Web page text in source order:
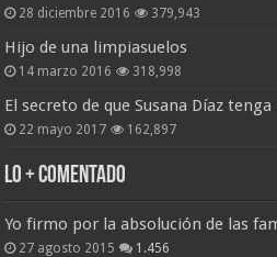
28 diciembre 2016 379,943
Hijo de una limpiasuelos
14 marzo 2016 318,998
El secreto de que Susana Díaz
22 mayo 2017 162,897
Lo + Comentado
Yo firmo por la absolución de las
27 agosto 2015 1.456